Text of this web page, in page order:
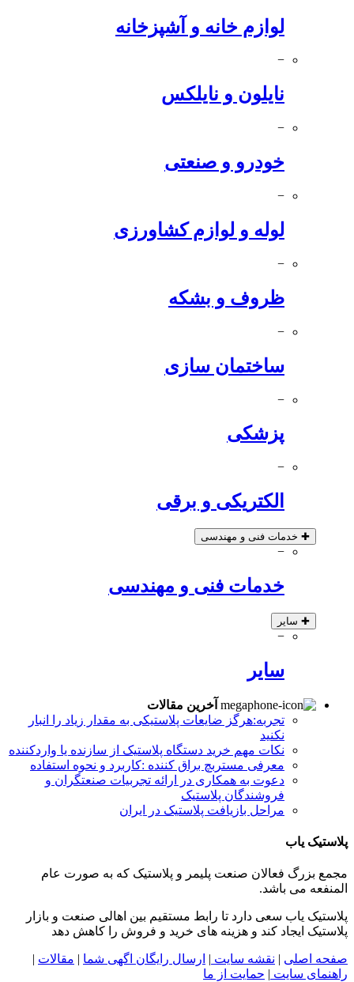
لوازم خانه و آشپزخانه
−
نایلون و نایلکس
−
خودرو و صنعتی
−
لوله و لوازم کشاورزی
−
ظروف و بشکه
−
ساختمان سازی
−
پزشکی
−
الکتریکی و برقی
✚ خدمات فنی و مهندسی
−
خدمات فنی و مهندسی
✚ سایر
−
سایر
آخرین مقالات
تجربه:هرگز ضایعات پلاستیکی به مقدار زیاد را انبار
نکنید
نکات مهم خرید دستگاه پلاستیک از سازنده یا واردکننده
معرفی مستربچ براق کننده :کاربرد و نحوه استفاده
دعوت به همکاری در ارائه تجربیات صنعتگران و
فروشندگان پلاستیک
مراحل بازیافت پلاستیک در ایران
پلاستیک یاب
مجمع بزرگ فعالان صنعت پلیمر و پلاستیک که به صورت عام
المنفعه می باشد.
پلاستیک یاب سعی دارد تا رابط مستقیم بین اهالی صنعت و بازار
پلاستیک ایجاد کند و هزینه های خرید و فروش را کاهش دهد
صفحه اصلی | نقشه سایت | ارسال رایگان اگهی شما | مقالات |
راهنمای سایت | حمایت از ما